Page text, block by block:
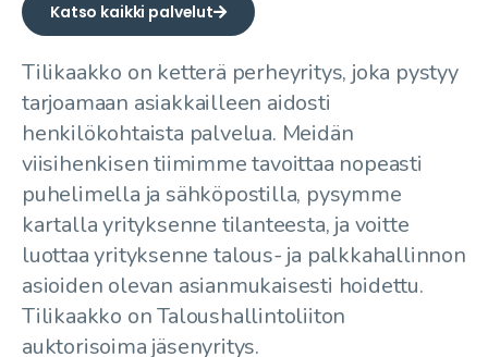
Katso kaikki palvelut
Tilikaakko on ketterä perheyritys, joka pystyy
tarjoamaan asiakkailleen aidosti
henkilökohtaista palvelua. Meidän
viisihenkisen tiimimme tavoittaa nopeasti
puhelimella ja sähköpostilla, pysymme
kartalla yrityksenne tilanteesta, ja voitte
luottaa yrityksenne talous- ja palkkahallinnon
asioiden olevan asianmukaisesti hoidettu.
Tilikaakko on Taloushallintoliiton
auktorisoima jäsenyritys.